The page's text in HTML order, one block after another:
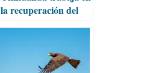
la recuperación del